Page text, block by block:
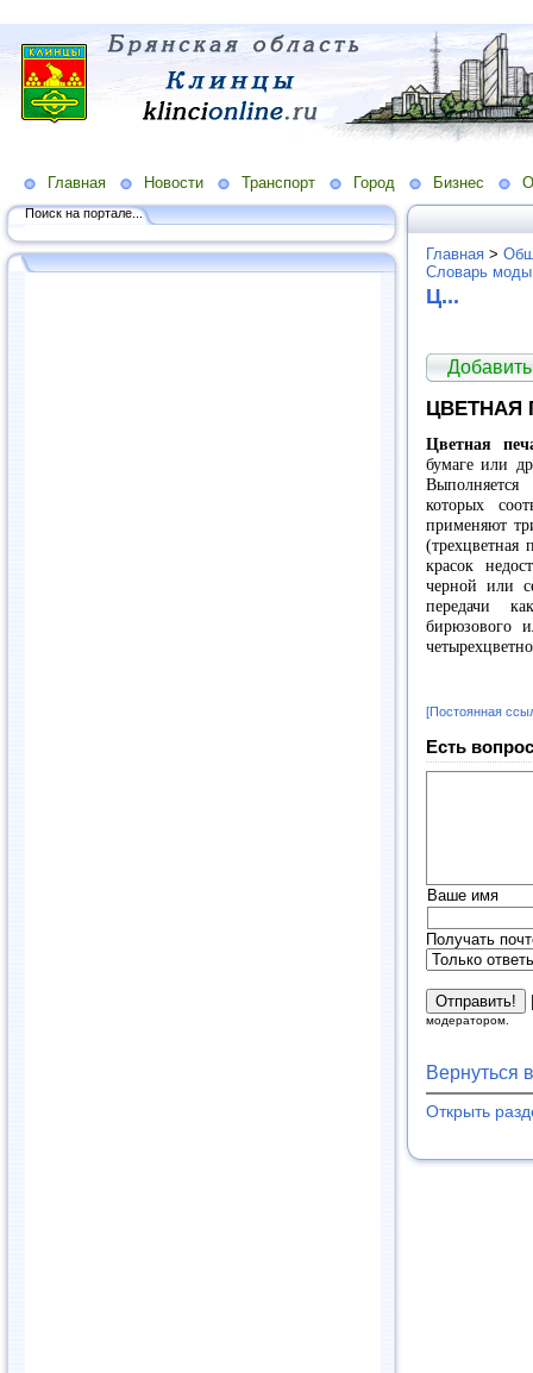
Главная Новости Транспорт Город Бизнес
Поиск на портале...
Главная >
Словарь
Ц...
ЦВЕТНАЯ
Цветная
бумаге или
которых
применяют
(трехцветная
красок
черной или
передачи
бирюзового
[Постоянная
Есть
Ваше имя
Получать
модератором.
Вернуться
Открыть